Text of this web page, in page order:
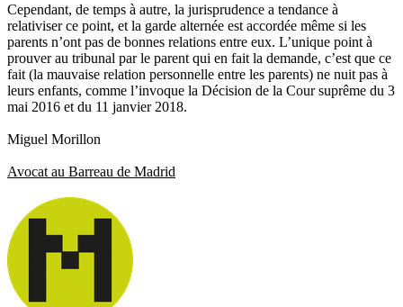
Cependant, de temps à autre, la jurisprudence a tendance à
relativiser ce point, et la garde alternée est accordée même si les
parents n’ont pas de bonnes relations entre eux. L’unique point à
prouver au tribunal par le parent qui en fait la demande, c’est que ce
fait (la mauvaise relation personnelle entre les parents) ne nuit pas à
leurs enfants, comme l’invoque la Décision de la Cour suprême du 3
mai 2016 et du 11 janvier 2018.
Miguel Morillon
Avocat au Barreau de Madrid